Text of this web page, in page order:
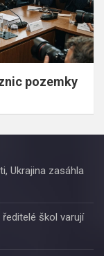
pozemky
Ukrajina zasáhla
škol varují